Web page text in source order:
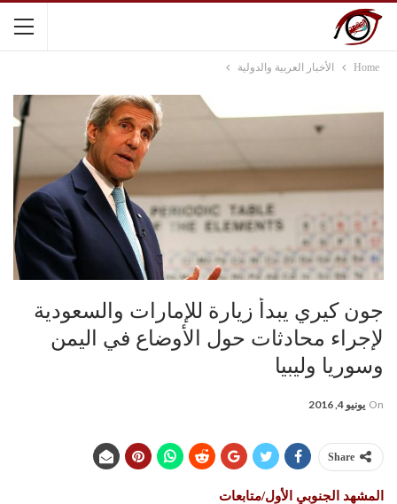
Home الأخبار العربية والدولية
جون كيري يبدأ زيارة للإمارات والسعودية
لإجراء محادثات حول الأوضاع في اليمن
وسوريا وليبيا
On يونيو 4, 2016
Share
المشهد الجنوبي الأول/متابعات